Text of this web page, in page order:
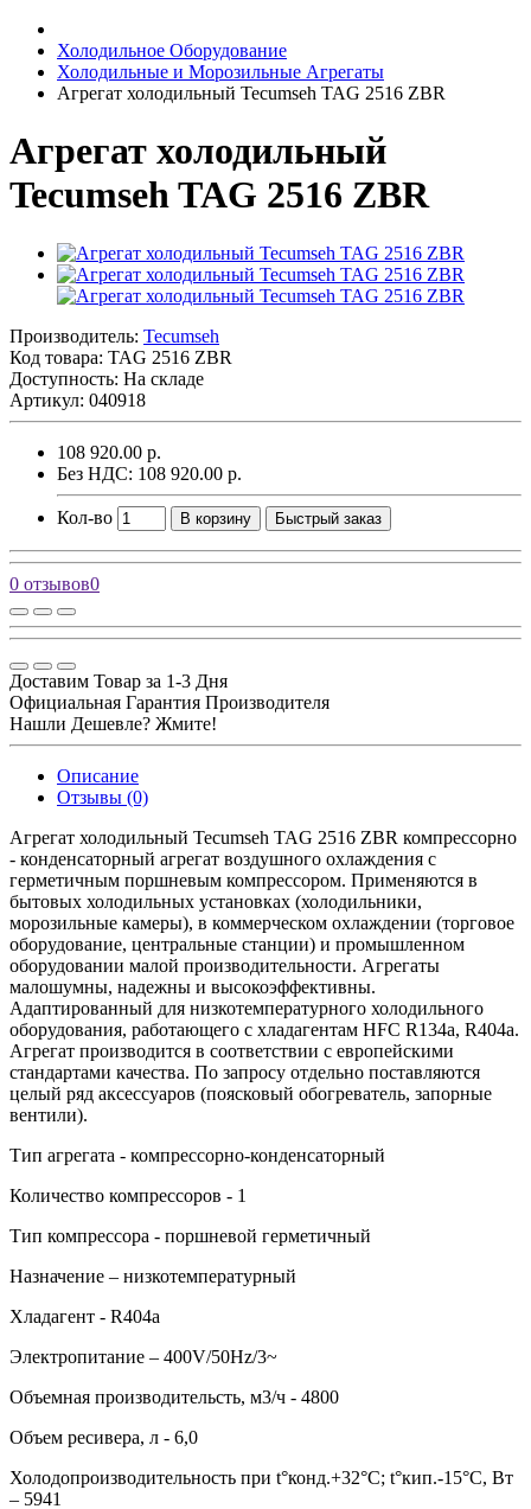
Холодильное Оборудование
Холодильные и Морозильные Агрегаты
Агрегат холодильный Tecumseh TAG 2516 ZBR
Агрегат холодильный
Tecumseh TAG 2516 ZBR
Производитель: Tecumseh
Код товара: TAG 2516 ZBR
Доступность: На складе
Артикул: 040918
108 920.00 р.
Без НДС: 108 920.00 р.
Кол-во В корзину Быстрый заказ
0 отзывов0
Доставим Товар за 1-3 Дня
Официальная Гарантия Производителя
Нашли Дешевле? Жмите!
Описание
Отзывы (0)
Агрегат холодильный Tecumseh TAG 2516 ZBR компрессорно
- конденсаторный агрегат воздушного охлаждения с
герметичным поршневым компрессором. Применяются в
бытовых холодильных установках (холодильники,
морозильные камеры), в коммерческом охлаждении (торговое
оборудование, центральные станции) и промышленном
оборудовании малой производительности. Агрегаты
малошумны, надежны и высокоэффективны.
Адаптированный для низкотемпературного холодильного
оборудования, работающего с хладагентам HFC R134a, R404a.
Агрегат производится в соответствии с европейскими
стандартами качества. По запросу отдельно поставляются
целый ряд аксессуаров (поясковый обогреватель, запорные
вентили).
Тип агрегата - компрессорно-конденсаторный
Количество компрессоров - 1
Тип компрессора - поршневой герметичный
Назначение – низкотемпературный
Хладагент - R404a
Электропитание – 400V/50Hz/3~
Объемная производительсть, м3/ч - 4800
Объем ресивера, л - 6,0
Холодопроизводительность при t°конд.+32°С; t°кип.-15°С, Вт
– 5941